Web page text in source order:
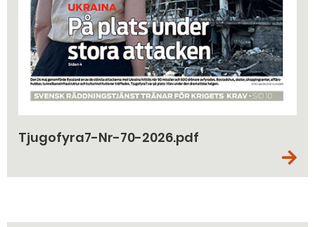
Tjugofyra7-Nr-70-2026.pdf